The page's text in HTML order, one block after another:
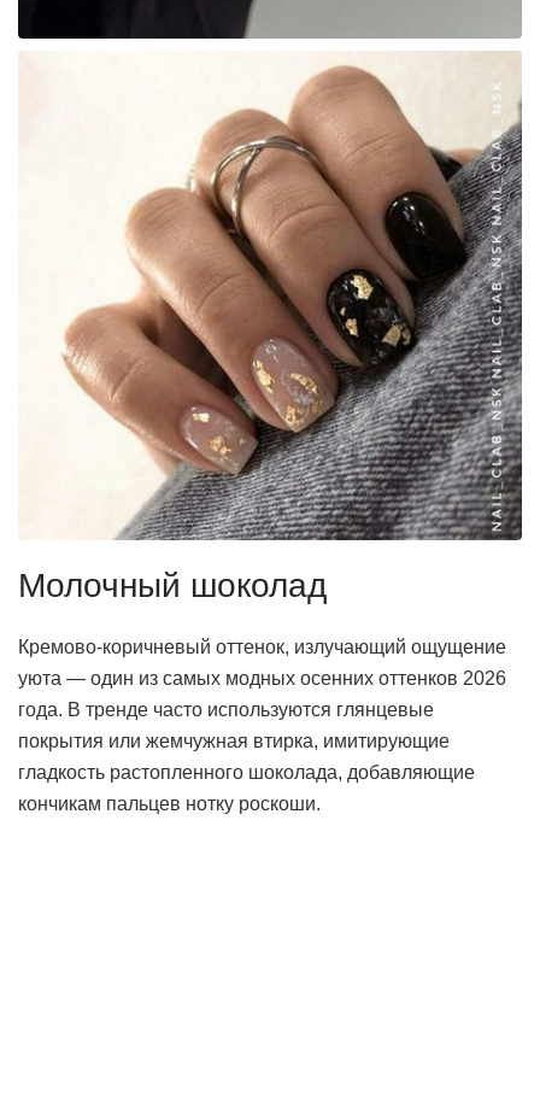
Молочный шоколад
Кремово-коричневый оттенок, излучающий ощущение
уюта — один из самых модных осенних оттенков 2026
года. В тренде часто используются глянцевые
покрытия или жемчужная втирка, имитирующие
гладкость растопленного шоколада, добавляющие
кончикам пальцев нотку роскоши.